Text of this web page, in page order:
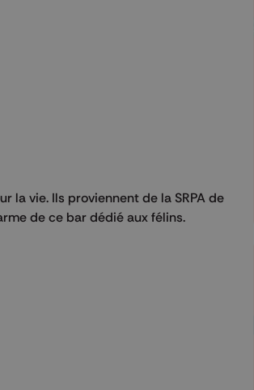
la vie. Ils proviennent de la SRPA de
de ce bar dédié aux félins.